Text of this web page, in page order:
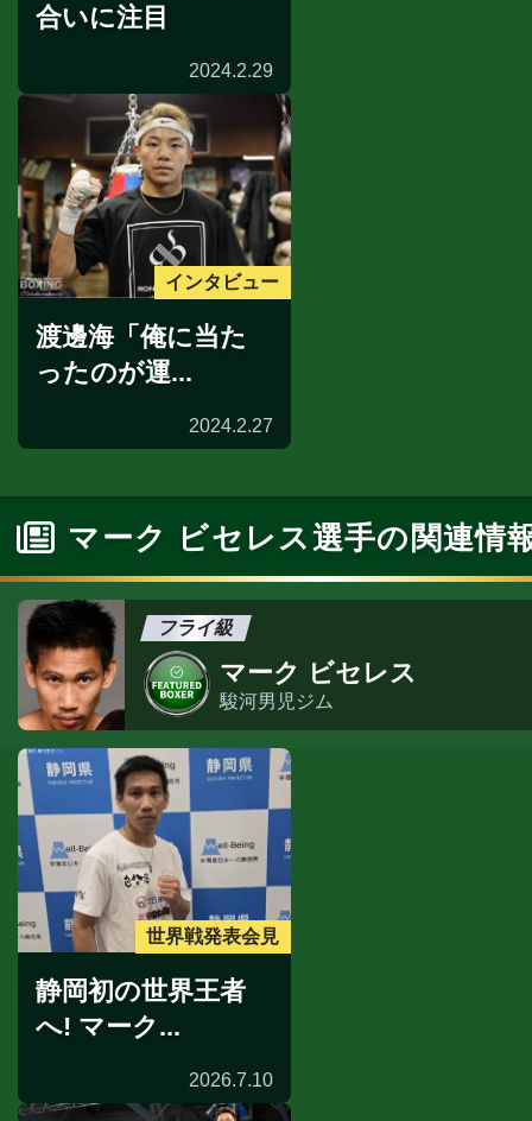
合いに注目
2024.2.29
インタビュー
渡邊海「俺に当た
ったのが運...
2024.2.27
マーク ビセレス選手の関連情
フライ級
マーク ビセレス
駿河男児ジム
世界戦発表会見
静岡初の世界王者
へ! マーク...
2026.7.10